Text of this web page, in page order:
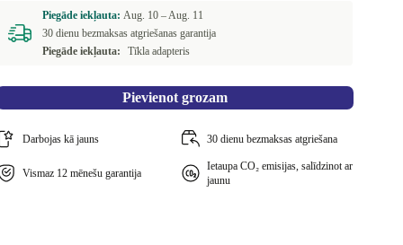
Piegāde iekļauta:Aug. 10 –Aug. 11
30 dienu bezmaksas atgriešanas garantija
Piegāde iekļauta:
Tīkla adapteris
Pievienot grozam
Darbojas kā jauns 30 dienu bezmaksas atgriešana
Vismaz 12 mēnešu garantija
Ietaupa CO₂ emisijas, salīdzinot ar
jaunu